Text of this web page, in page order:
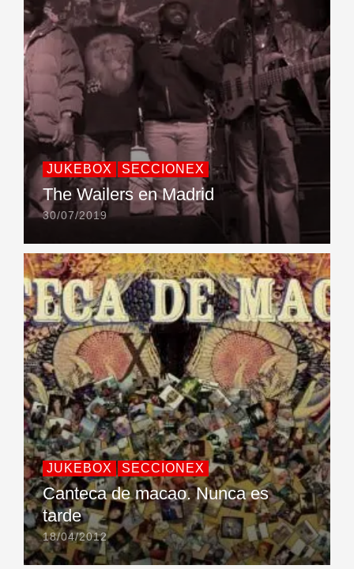
JUKEBOX SECCIONEX
The Wailers en Madrid
30/07/2019
JUKEBOX SECCIONEX
Canteca de macao. Nunca es
tarde
18/04/2012